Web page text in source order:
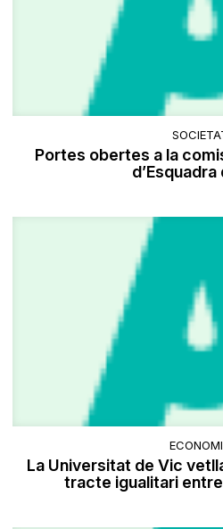
Portes obertes a la
d’Esquadra
La Universitat de Vic
tracte igualitari